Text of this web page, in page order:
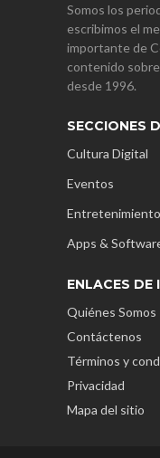
Somos los
escribimos el
importante de
contenido
desde 1996.
SECCIONES
Cultura Digital
Eventos
Entretenimiento
Apps &
ENLACES DE
Quiénes Somos
Contáctenos
Términos y
Privacidad
Mapa del sitio